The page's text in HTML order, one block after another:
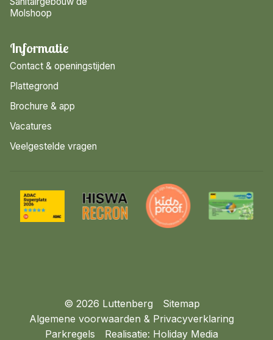
Molshoop
Informatie
Contact & openingstijden
Plattegrond
Brochure & app
Vacatures
Veelgestelde vragen
© 2026 Luttenberg
Sitemap
Algemene voorwaarden & Privacyverklaring
Parkregels
Realisatie: Holiday Media